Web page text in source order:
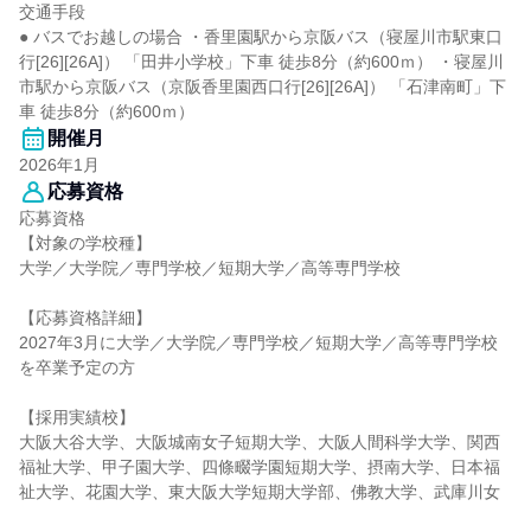
交通手段
● バスでお越しの場合 ・香里園駅から京阪バス（寝屋川市駅東口
行[26][26A]） 「田井小学校」下車 徒歩8分（約600ｍ） ・寝屋川
市駅から京阪バス（京阪香里園西口行[26][26A]） 「石津南町」下
車 徒歩8分（約600ｍ）
開催月
2026年1月
応募資格
応募資格
【対象の学校種】
大学／大学院／専門学校／短期大学／高等専門学校
【応募資格詳細】
2027年3月に大学／大学院／専門学校／短期大学／高等専門学校
を卒業予定の方
【採用実績校】
大阪大谷大学、大阪城南女子短期大学、大阪人間科学大学、関西
福祉大学、甲子園大学、四條畷学園短期大学、摂南大学、日本福
祉大学、花園大学、東大阪大学短期大学部、佛教大学、武庫川女